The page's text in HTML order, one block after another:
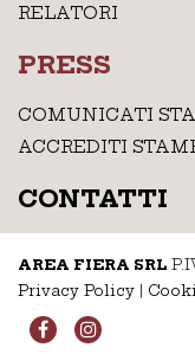
RELATORI
PRESS
COMUNICATI
ACCREDITI
CONTATTI
AREA FIERA SRL
Privacy Policy